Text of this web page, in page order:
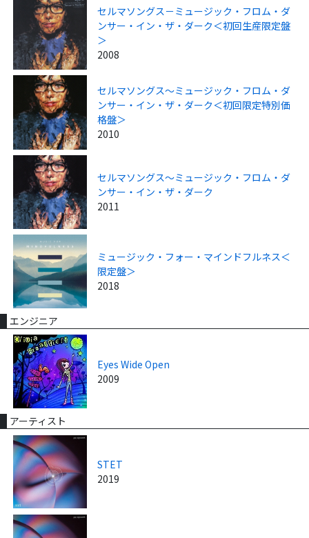
セルマソングス－ミュージック・フロム・ダ
ンサー・イン・ザ・ダーク＜初回生産限定盤
＞
2008
セルマソングス～ミュージック・フロム・ダ
ンサー・イン・ザ・ダーク＜初回限定特別価
格盤＞
2010
セルマソングス～ミュージック・フロム・ダ
ンサー・イン・ザ・ダーク
2011
ミュージック・フォー・マインドフルネス＜
限定盤＞
2018
エンジニア
Eyes Wide Open
2009
アーティスト
STET
2019